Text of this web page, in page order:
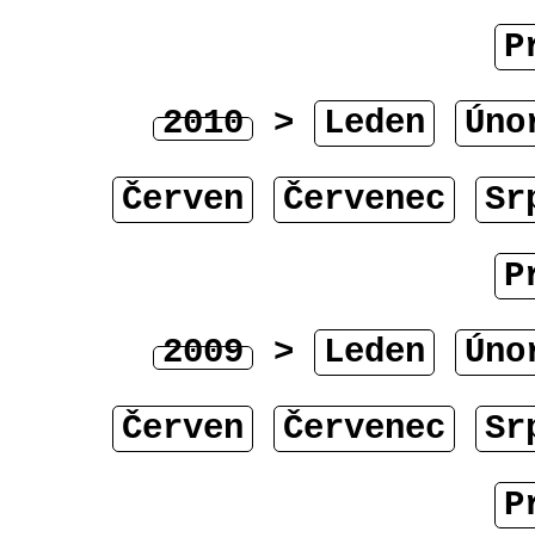
2010 > Leden
Červen
Červenec
2009 > Leden
Červen
Červenec